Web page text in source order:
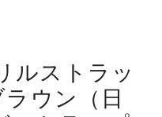
ルストラッ
ウン（日